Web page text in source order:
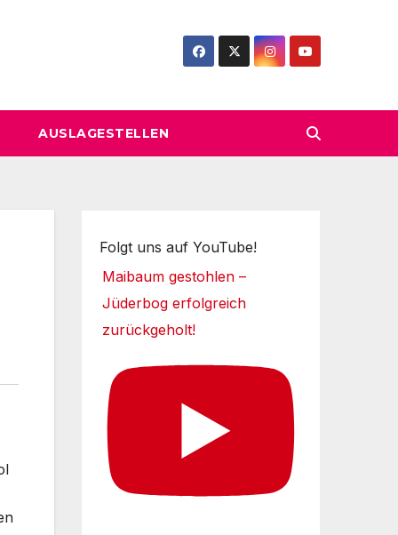
AUSLAGESTELLEN
Folgt uns auf YouTube!
Maibaum gestohlen –
Jüderbog erfolgreich
zurückgeholt!